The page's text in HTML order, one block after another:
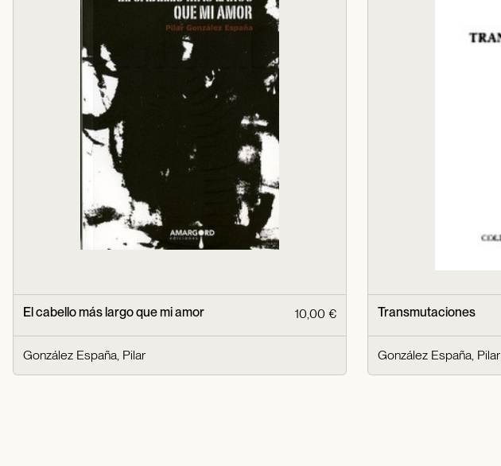
El cabello más largo que mi amor 10,00 €
González España, Pilar
Transmutaciones
González España, Pilar